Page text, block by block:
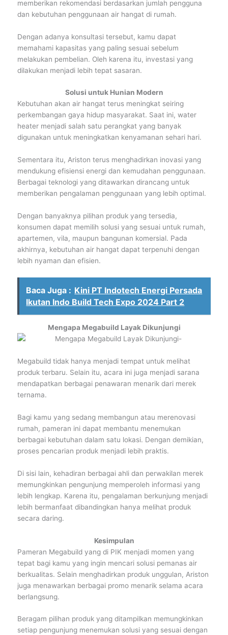
memberikan rekomendasi berdasarkan jumlah pengguna
dan kebutuhan penggunaan air hangat di rumah.
Dengan adanya konsultasi tersebut, kamu dapat
memahami kapasitas yang paling sesuai sebelum
melakukan pembelian. Oleh karena itu, investasi yang
dilakukan menjadi lebih tepat sasaran.
Solusi untuk Hunian Modern
Kebutuhan akan air hangat terus meningkat seiring
perkembangan gaya hidup masyarakat. Saat ini, water
heater menjadi salah satu perangkat yang banyak
digunakan untuk meningkatkan kenyamanan sehari hari.
Sementara itu, Ariston terus menghadirkan inovasi yang
mendukung efisiensi energi dan kemudahan penggunaan.
Berbagai teknologi yang ditawarkan dirancang untuk
memberikan pengalaman penggunaan yang lebih optimal.
Dengan banyaknya pilihan produk yang tersedia,
konsumen dapat memilih solusi yang sesuai untuk rumah,
apartemen, vila, maupun bangunan komersial. Pada
akhirnya, kebutuhan air hangat dapat terpenuhi dengan
lebih nyaman dan efisien.
Baca Juga : Kini PT Indotech Energi Persada
Ikutan Indo Build Tech Expo 2024 Part 2
Mengapa Megabuild Layak Dikunjungi
Megabuild tidak hanya menjadi tempat untuk melihat
produk terbaru. Selain itu, acara ini juga menjadi sarana
mendapatkan berbagai penawaran menarik dari merek
ternama.
Bagi kamu yang sedang membangun atau merenovasi
rumah, pameran ini dapat membantu menemukan
berbagai kebutuhan dalam satu lokasi. Dengan demikian,
proses pencarian produk menjadi lebih praktis.
Di sisi lain, kehadiran berbagai ahli dan perwakilan merek
memungkinkan pengunjung memperoleh informasi yang
lebih lengkap. Karena itu, pengalaman berkunjung menjadi
lebih bermanfaat dibandingkan hanya melihat produk
secara daring.
Kesimpulan
Pameran Megabuild yang di PIK menjadi momen yang
tepat bagi kamu yang ingin mencari solusi pemanas air
berkualitas. Selain menghadirkan produk unggulan, Ariston
juga menawarkan berbagai promo menarik selama acara
berlangsung.
Beragam pilihan produk yang ditampilkan memungkinkan
setiap pengunjung menemukan solusi yang sesuai dengan